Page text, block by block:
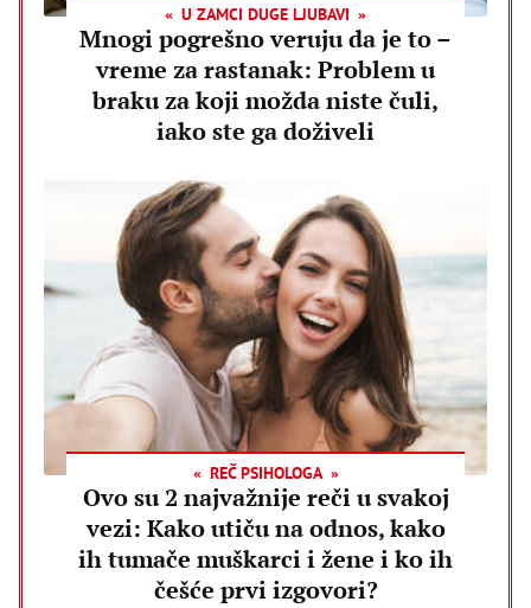
U ZAMCI DUGE LJUBAVI
Mnogi pogrešno veruju da je to –
vreme za rastanak: Problem u
braku za koji možda niste čuli,
iako ste ga doživeli
REČ PSIHOLOGA
Ovo su 2 najvažnije reči u svakoj
vezi: Kako utiču na odnos, kako
ih tumače muškarci i žene i ko ih
češće prvi izgovori?